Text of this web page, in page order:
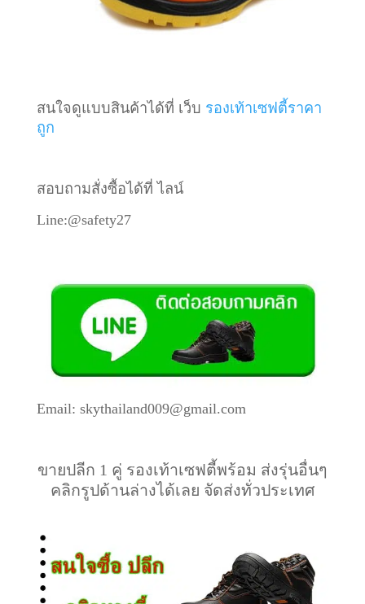
สนใจดูแบบสินค้าได้ที่ เว็บ รองเท้าเซฟตี้ราคา
ถูก
สอบถามสั่งซื้อได้ที่ ไลน์
Line:@safety27
Email: skythailand009@gmail.com
ขายปลีก 1 คู่ รองเท้าเซฟตี้พร้อม ส่งรุ่นอื่นๆ
คลิกรูปด้านล่างได้เลย จัดส่งทั่วประเทศ